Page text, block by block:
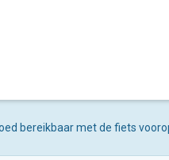
bereikbaar met de fiets